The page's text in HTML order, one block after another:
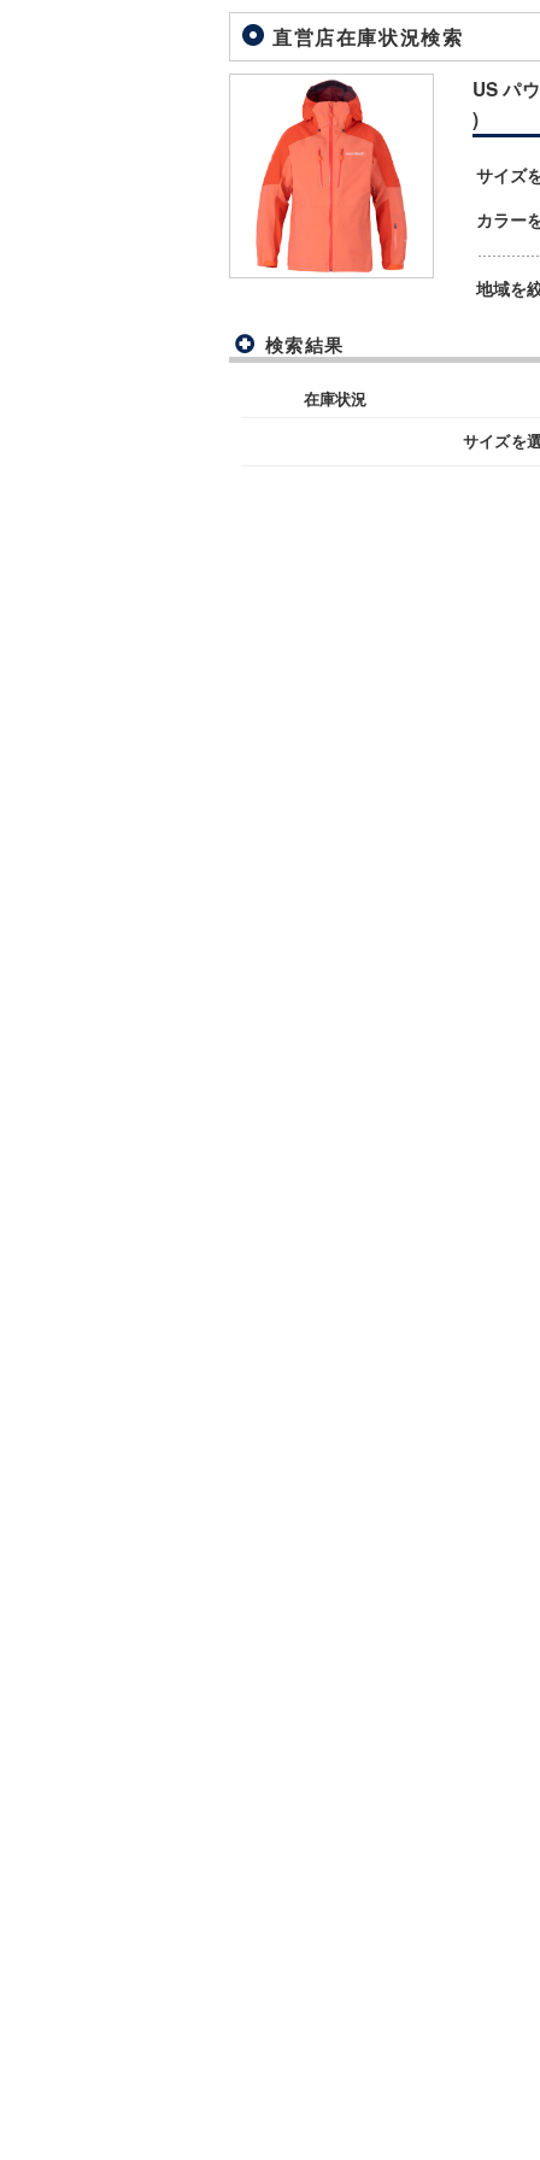
直営店在庫状況検索
US パ
)
サイズ
カラー
地域を
検索結果
在庫状況
サイズを